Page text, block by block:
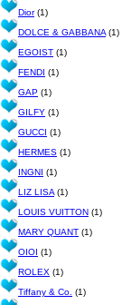
Dior(1)
DOLCE & GABBANA (1)
EGOIST (1)
FENDI (1)
GAP (1)
GILFY (1)
GUCCI (1)
HERMES (1)
INGNI (1)
LIZ LISA (1)
LOUIS VUITTON (1)
MARY QUANT (1)
OIOI (1)
ROLEX (1)
Tiffany & Co. (1)